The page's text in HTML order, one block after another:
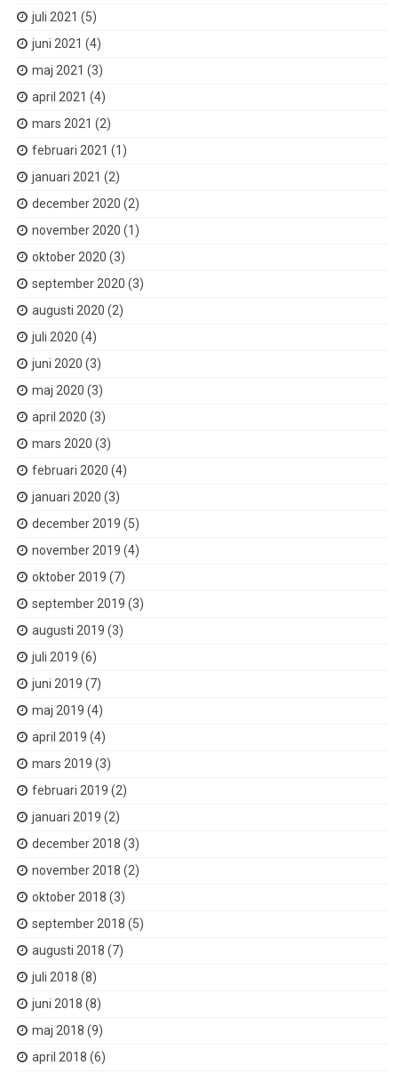
juli 2021 (5)
juni 2021 (4)
maj 2021 (3)
april 2021 (4)
mars 2021 (2)
februari 2021 (1)
januari 2021 (2)
december 2020 (2)
november 2020 (1)
oktober 2020 (3)
september 2020 (3)
augusti 2020 (2)
juli 2020 (4)
juni 2020 (3)
maj 2020 (3)
april 2020 (3)
mars 2020 (3)
februari 2020 (4)
januari 2020 (3)
december 2019 (5)
november 2019 (4)
oktober 2019 (7)
september 2019 (3)
augusti 2019 (3)
juli 2019 (6)
juni 2019 (7)
maj 2019 (4)
april 2019 (4)
mars 2019 (3)
februari 2019 (2)
januari 2019 (2)
december 2018 (3)
november 2018 (2)
oktober 2018 (3)
september 2018 (5)
augusti 2018 (7)
juli 2018 (8)
juni 2018 (8)
maj 2018 (9)
april 2018 (6)